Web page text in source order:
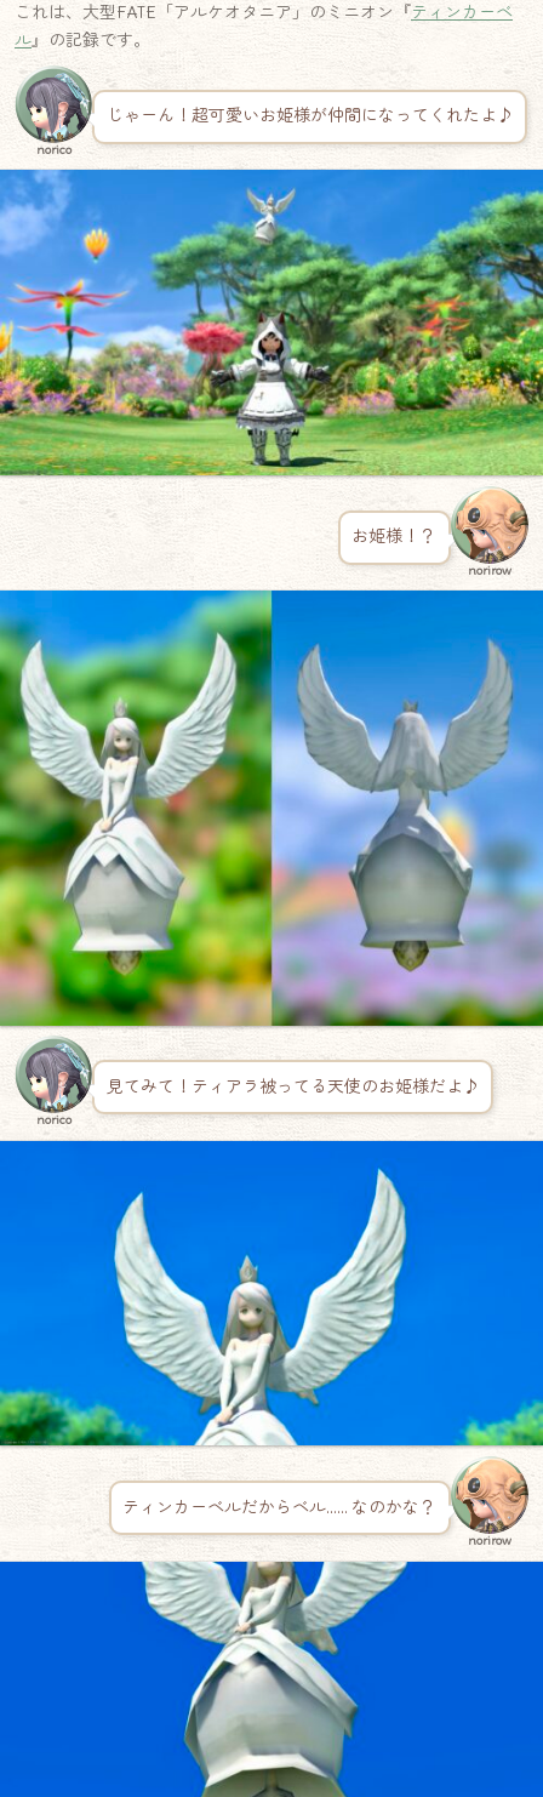
これは、大型FATE「アルケオタニア」のミニオン『ティンカーベ
ル』の記録です。
norico
じゃーん！超可愛いお姫様が仲間になってくれたよ♪
お姫様！？
norirow
norico
見てみて！ティアラ被ってる天使のお姫様だよ♪
ティンカーベルだからベル…… なのかな？
norirow